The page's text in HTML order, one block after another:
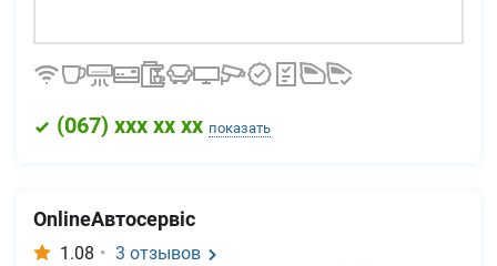
(067) xxx xx xx показать
OnlineАвтосервіс
1.08 • 3 отзывов